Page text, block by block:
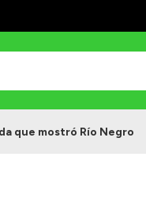
que mostró Río Negro